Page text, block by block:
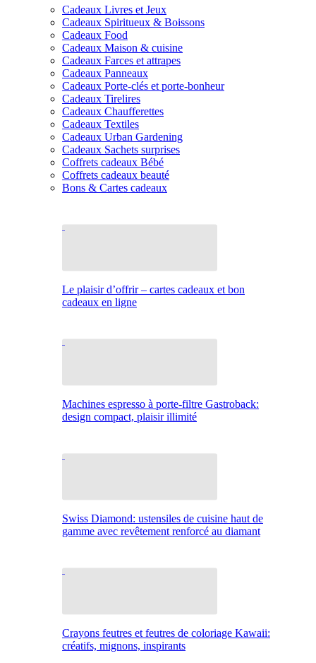
Cadeaux Livres et Jeux
Cadeaux Spiritueux & Boissons
Cadeaux Food
Cadeaux Maison & cuisine
Cadeaux Farces et attrapes
Cadeaux Panneaux
Cadeaux Porte-clés et porte-bonheur
Cadeaux Tirelires
Cadeaux Chaufferettes
Cadeaux Textiles
Cadeaux Urban Gardening
Cadeaux Sachets surprises
Coffrets cadeaux Bébé
Coffrets cadeaux beauté
Bons & Cartes cadeaux
Le plaisir d’offrir – cartes cadeaux et bon
cadeaux en ligne
Machines espresso à porte-filtre Gastroback:
design compact, plaisir illimité
Swiss Diamond: ustensiles de cuisine haut de
gamme avec revêtement renforcé au diamant
Crayons feutres et feutres de coloriage Kawaii:
créatifs, mignons, inspirants